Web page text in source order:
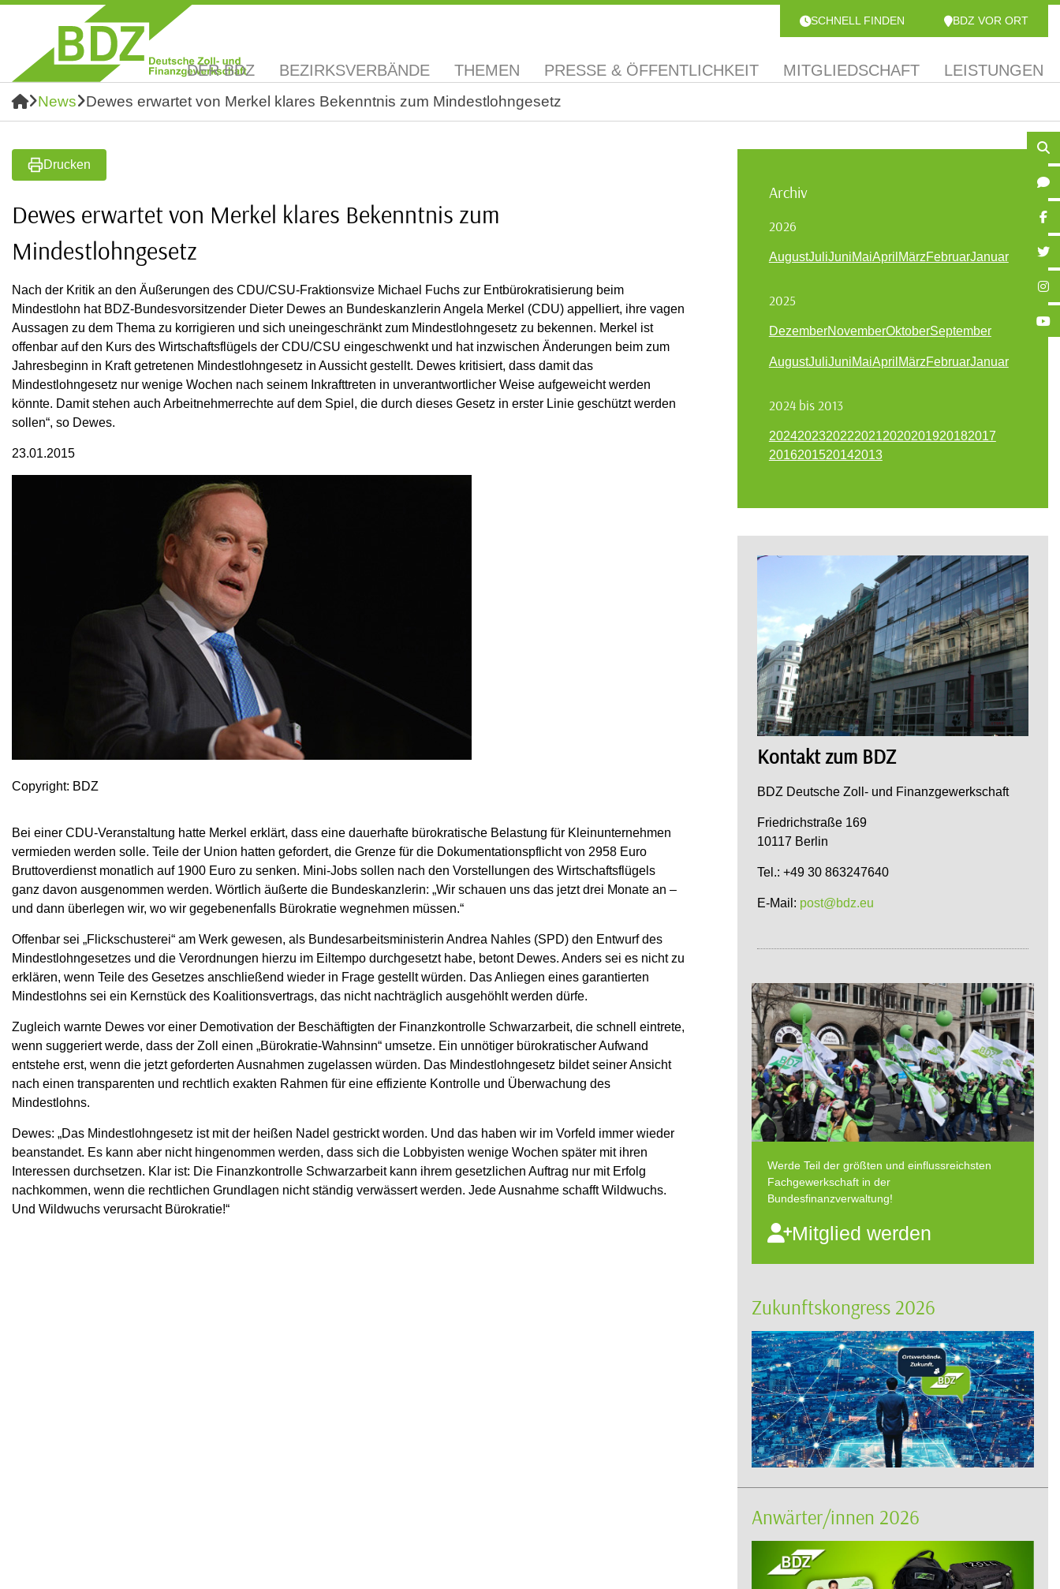
SCHNELL FINDEN BDZ VOR ORT
DER BDZ BEZIRKSVERBÄNDE THEMEN PRESSE & ÖFFENTLICHKEIT MITGLIEDSCHAFT LEISTUNGEN
News Dewes erwartet von Merkel klares Bekenntnis zum Mindestlohngesetz
Drucken
Dewes erwartet von Merkel klares Bekenntnis zum
Mindestlohngesetz
Nach der Kritik an den Äußerungen des CDU/CSU-Fraktionsvize Michael Fuchs zur Entbürokratisierung beim
Mindestlohn hat BDZ-Bundesvorsitzender Dieter Dewes an Bundeskanzlerin Angela Merkel (CDU) appelliert, ihre vagen
Aussagen zu dem Thema zu korrigieren und sich uneingeschränkt zum Mindestlohngesetz zu bekennen. Merkel ist
offenbar auf den Kurs des Wirtschaftsflügels der CDU/CSU eingeschwenkt und hat inzwischen Änderungen beim zum
Jahresbeginn in Kraft getretenen Mindestlohngesetz in Aussicht gestellt. Dewes kritisiert, dass damit das
Mindestlohngesetz nur wenige Wochen nach seinem Inkrafttreten in unverantwortlicher Weise aufgeweicht werden
könnte. Damit stehen auch Arbeitnehmerrechte auf dem Spiel, die durch dieses Gesetz in erster Linie geschützt werden
sollen“, so Dewes.
23.01.2015
Copyright: BDZ
Bei einer CDU-Veranstaltung hatte Merkel erklärt, dass eine dauerhafte bürokratische Belastung für Kleinunternehmen
vermieden werden solle. Teile der Union hatten gefordert, die Grenze für die Dokumentationspflicht von 2958 Euro
Bruttoverdienst monatlich auf 1900 Euro zu senken. Mini-Jobs sollen nach den Vorstellungen des Wirtschaftsflügels
ganz davon ausgenommen werden. Wörtlich äußerte die Bundeskanzlerin: „Wir schauen uns das jetzt drei Monate an –
und dann überlegen wir, wo wir gegebenenfalls Bürokratie wegnehmen müssen.“
Offenbar sei „Flickschusterei“ am Werk gewesen, als Bundesarbeitsministerin Andrea Nahles (SPD) den Entwurf des
Mindestlohngesetzes und die Verordnungen hierzu im Eiltempo durchgesetzt habe, betont Dewes. Anders sei es nicht zu
erklären, wenn Teile des Gesetzes anschließend wieder in Frage gestellt würden. Das Anliegen eines garantierten
Mindestlohns sei ein Kernstück des Koalitionsvertrags, das nicht nachträglich ausgehöhlt werden dürfe.
Zugleich warnte Dewes vor einer Demotivation der Beschäftigten der Finanzkontrolle Schwarzarbeit, die schnell eintrete,
wenn suggeriert werde, dass der Zoll einen „Bürokratie-Wahnsinn“ umsetze. Ein unnötiger bürokratischer Aufwand
entstehe erst, wenn die jetzt geforderten Ausnahmen zugelassen würden. Das Mindestlohngesetz bildet seiner Ansicht
nach einen transparenten und rechtlich exakten Rahmen für eine effiziente Kontrolle und Überwachung des
Mindestlohns.
Dewes: „Das Mindestlohngesetz ist mit der heißen Nadel gestrickt worden. Und das haben wir im Vorfeld immer wieder
beanstandet. Es kann aber nicht hingenommen werden, dass sich die Lobbyisten wenige Wochen später mit ihren
Interessen durchsetzen. Klar ist: Die Finanzkontrolle Schwarzarbeit kann ihrem gesetzlichen Auftrag nur mit Erfolg
nachkommen, wenn die rechtlichen Grundlagen nicht ständig verwässert werden. Jede Ausnahme schafft Wildwuchs.
Und Wildwuchs verursacht Bürokratie!“
Archiv
2026
AugustJuliJuniMaiApril MärzFebruarJanuar
2025
DezemberNovemberOktoberSeptember
AugustJuliJuniMaiApril MärzFebruarJanuar
2024 bis 2013
20242023202220212020201920182017
2016201520142013
Kontakt zum BDZ
BDZ Deutsche Zoll- und Finanzgewerkschaft
Friedrichstraße 169
10117 Berlin
Tel.: +49 30 863247640
E-Mail: post@bdz.eu
Werde Teil der größten und einflussreichsten
Fachgewerkschaft in der
Bundesfinanzverwaltung!
Mitglied werden
Zukunftskongress 2026
Anwärter/innen 2026